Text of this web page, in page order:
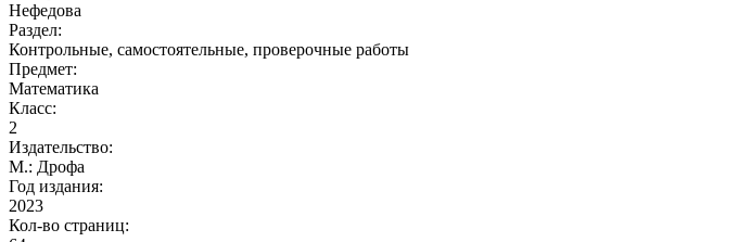
Нефедова
Раздел:
Контрольные, самостоятельные, проверочные работы
Предмет:
Математика
Класс:
2
Издательство:
М.: Дрофа
Год издания:
2023
Кол-во страниц: